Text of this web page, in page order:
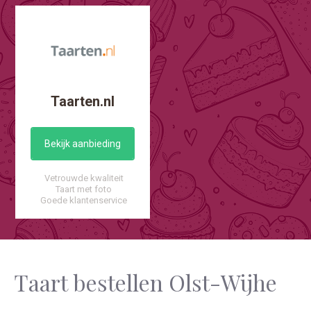
Taarten.nl
Bekijk aanbieding
Vetrouwde kwaliteit
Taart met foto
Goede klantenservice
Taart bestellen Olst-Wijhe